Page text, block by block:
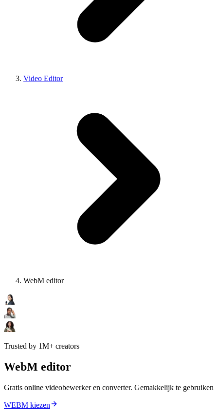
Video Editor
WebM editor
Trusted by 1M+ creators
WebM editor
Gratis online videobewerker en converter. Gemakkelijk te gebruiken
WEBM kiezen